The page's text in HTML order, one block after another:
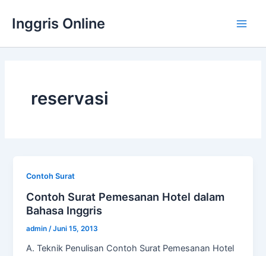
konten
Inggris Online
reservasi
Contoh Surat
Contoh Surat Pemesanan Hotel dalam
Bahasa Inggris
admin/Juni 15, 2013
A. Teknik Penulisan Contoh Surat Pemesanan Hotel